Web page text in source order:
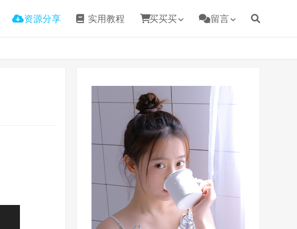
资源分享 实用教程 买买买 留言